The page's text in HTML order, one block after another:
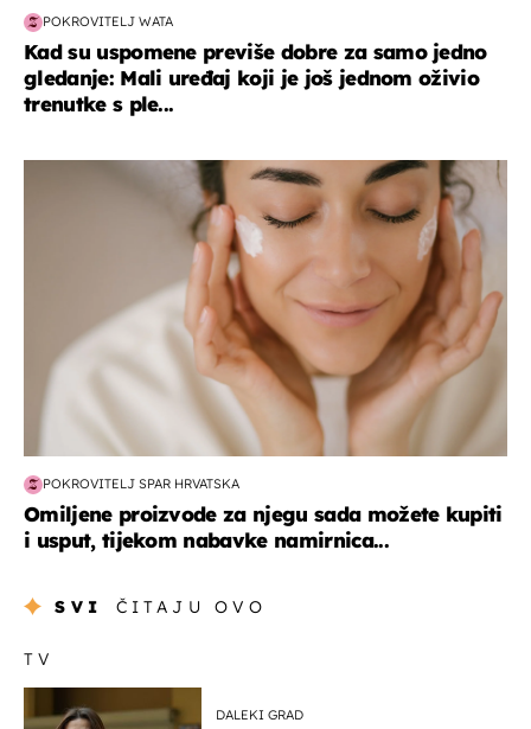
POKROVITELJ WATA
Kad su uspomene previše dobre za samo jedno
gledanje: Mali uređaj koji je još jednom oživio
trenutke s ple...
moda & ljepota
POKROVITELJ SPAR HRVATSKA
Omiljene proizvode za njegu sada možete kupiti
i usput, tijekom nabavke namirnica...
SVI ČITAJU OVO
TV
DALEKI GRAD